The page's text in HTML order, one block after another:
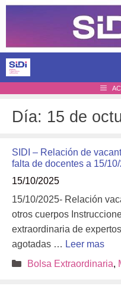
Saltar
Día: 15 de
SIDI – Relación de
falta de docentes a 15/
15/10/2025
15/10/2025- Relación
otros cuerpos
extraordinaria de
agotadas … Leer mas
Categorías
Bolsa Extraordinaria,